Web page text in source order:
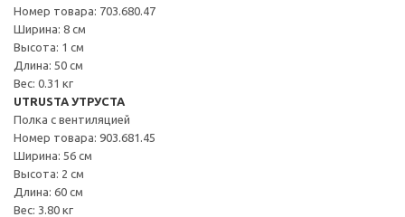
Номер товара: 703.680.47
Ширина: 8 см
Высота: 1 см
Длина: 50 см
Вес: 0.31 кг
UTRUSTA УТРУСТА
Полка с вентиляцией
Номер товара: 903.681.45
Ширина: 56 см
Высота: 2 см
Длина: 60 см
Вес: 3.80 кг